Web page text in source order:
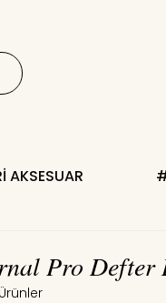
AKSESUAR
Pro Defter